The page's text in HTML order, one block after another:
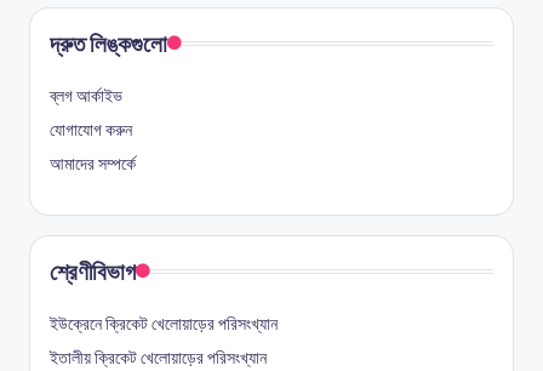
দ্রুত লিঙ্কগুলো
ব্লগ আর্কাইভ
যোগাযোগ করুন
আমাদের সম্পর্কে
শ্রেণীবিভাগ
ইউক্রেনে ক্রিকেট খেলোয়াড়ের পরিসংখ্যান
ইতালীয় ক্রিকেট খেলোয়াড়ের পরিসংখ্যান